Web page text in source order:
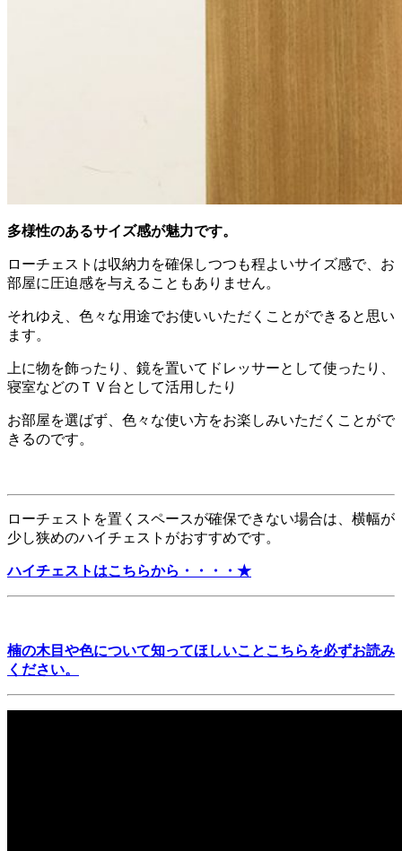
多様性のあるサイズ感が魅力です。
ローチェストは収納力を確保しつつも程よいサイズ感で、お
部屋に圧迫感を与えることもありません。
それゆえ、色々な用途でお使いいただくことができると思い
ます。
上に物を飾ったり、鏡を置いてドレッサーとして使ったり、
寝室などのＴＶ台として活用したり
お部屋を選ばず、色々な使い方をお楽しみいただくことがで
きるのです。
ローチェストを置くスペースが確保できない場合は、横幅が
少し狭めのハイチェストがおすすめです。
ハイチェストはこちらから・・・・★
楠の木目や色について知ってほしいことこちらを必ずお読み
ください。